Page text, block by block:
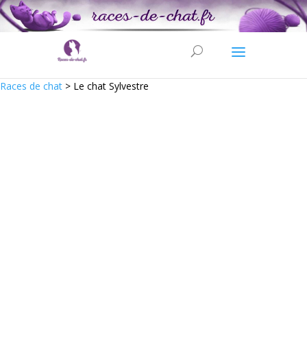
Races de chat > Le chat Sylvestre